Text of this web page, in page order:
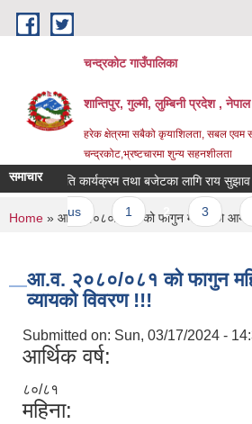
Skip to main content
चन्द्रकोट गाउँपालिका
शान्तिपुर, गुल्मी, लुम्बिनी प्रदेश , नेपाल
हरेक क्षेत्रमा सबैको कृयाशिलता, सबल एवम
चन्द्रकोट,भ्रष्टचारमा शुन्य सहनशीलता
समाचारनीति कार्यक्रम तथा बजेटका लागि राय सुझाव
‹ previous 2 3 4
You are here
Home » आ.व. २०८०/०८१ को फागुन महिनाको आय
आ.व. २०८०/०८१ को फागुन
व्यायको विवरण !!!
Submitted on: Sun, 03/17/2024 -
आर्थिक वर्ष:
८०/८१
महिना: